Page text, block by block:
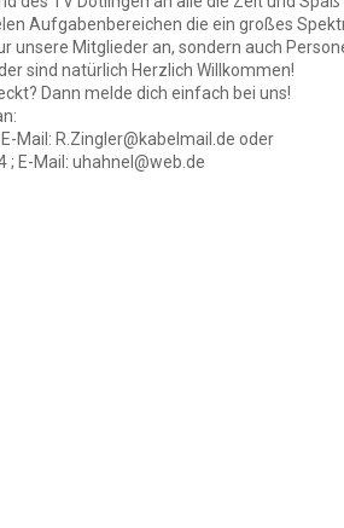
Aufgabenbereichen die ein großes
unsere Mitglieder an, sondern auch
sind natürlich Herzlich Willkommen!
Dann melde dich einfach bei uns!
Mail: R.Zingler@kabelmail.de oder
; E-Mail: uhahnel@web.de